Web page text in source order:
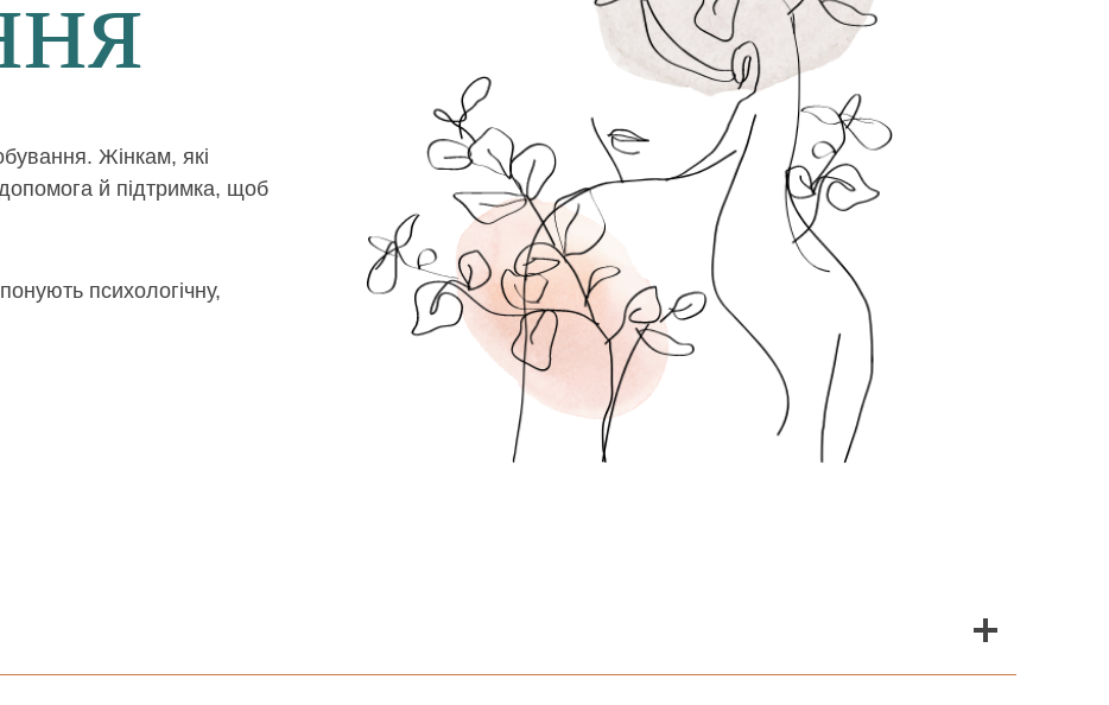
Жінкам, які
й підтримка, щоб
психологічну,